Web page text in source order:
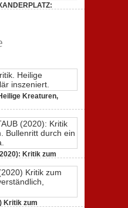
Kreaturen,
Kritik zum
durch ein
Kritik zum